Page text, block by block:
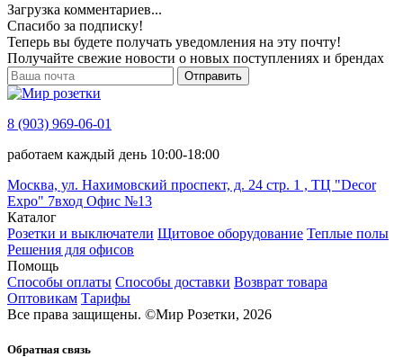
Загрузка комментариев...
Спасибо за подписку!
Теперь вы будете получать уведомления на эту почту!
Получайте свежие новости о новых поступлениях и брендах
Отправить
8 (903) 969-06-01
работаем каждый день 10:00-18:00
Москва, ул. Нахимовский проспект, д. 24 стр. 1 , ТЦ "Decor
Expo" 7вход Офис №13
Каталог
Розетки и выключатели Щитовое оборудование Теплые полы
Решения для офисов
Помощь
Способы оплаты Способы доставки Возврат товара
Оптовикам Тарифы
Все права защищены. ©Мир Розетки, 2026
Обратная связь